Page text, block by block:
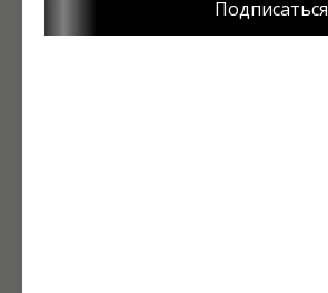
Подписаться